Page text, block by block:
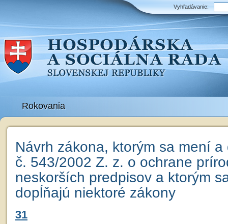
Vyhľadávanie:
Rokovania
Návrh zákona, ktorým sa mení
č. 543/2002 Z. z. o ochrane
neskorších predpisov a ktorým
dopĺňajú niektoré zákony
31